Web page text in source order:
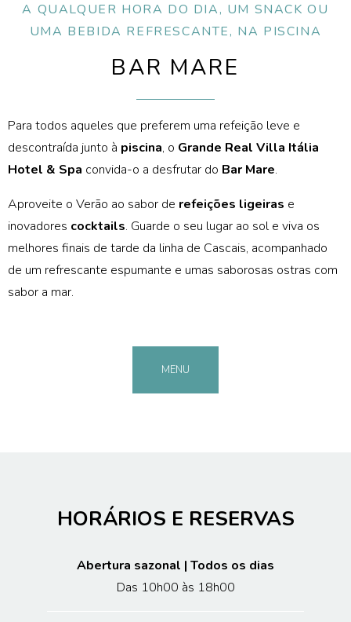
A QUALQUER HORA DO DIA, UM SNACK OU
UMA BEBIDA REFRESCANTE, NA PISCINA
BAR MARE
Para todos aqueles que preferem uma refeição leve e
descontraída junto à piscina, o Grande Real Villa Itália
Hotel & Spa convida-o a desfrutar do Bar Mare.
Aproveite o Verão ao sabor de refeições ligeiras e
inovadores cocktails. Guarde o seu lugar ao sol e viva os
melhores finais de tarde da linha de Cascais, acompanhado
de um refrescante espumante e umas saborosas ostras com
sabor a mar.
MENU
HORÁRIOS E RESERVAS
Abertura sazonal | Todos os dias
Das 10h00 às 18h00